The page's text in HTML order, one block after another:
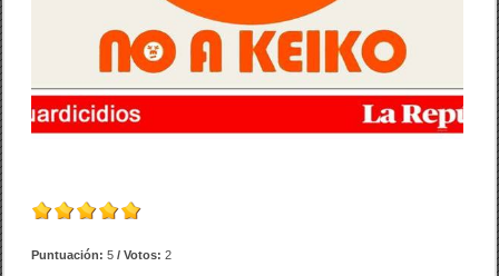
Puntuación:5 / Votos:2